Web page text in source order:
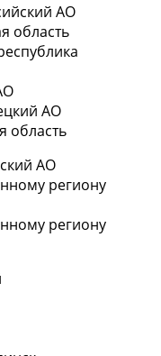
АО
область
АО
область
АО
региону
региону